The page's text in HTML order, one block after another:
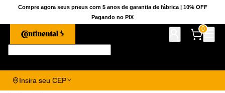
Compre agora seus pneus com 5 anos de garantia de fábrica | 10% OFF
Pagando no PIX
0
Insira seu CEP